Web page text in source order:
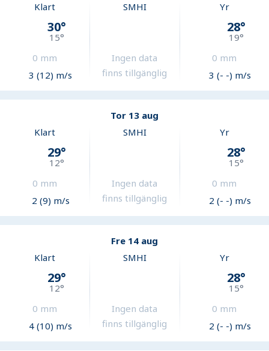
Klart
30°
15°
0 mm
3 (12) m/s
SMHI
Ingen data
finns tillgänglig
Yr
28°
19°
0 mm
3 (- -) m/s
Tor 13 aug
Klart
29°
12°
0 mm
2 (9) m/s
SMHI
Ingen data
finns tillgänglig
Yr
28°
15°
0 mm
2 (- -) m/s
Fre 14 aug
Klart
29°
12°
0 mm
4 (10) m/s
SMHI
Ingen data
finns tillgänglig
Yr
28°
15°
0 mm
2 (- -) m/s